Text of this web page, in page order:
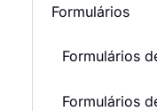
Formulários
Formulários
Formulários